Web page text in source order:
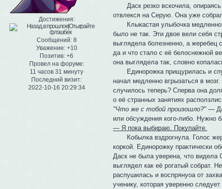
Достижения:
Сообщений:8
Уважение: +10
Позитив: +6
Провел на форуме:
11 часов 31 минуту
Последний визит:
2022-10-16 20:29:34
Даск резко вскочила, опираясь
отвлекся на Серую. Она уже
Клыкастая улыбочка медленно
было не так. Эти двое вели себя
выглядела болезненно, а жеребец
да и что стало с её белоснежной
она выглядела так, словно
Единорожка прищурилась и
начал медленно вгрызаться в
случилось теперь? Сперва она
о её странных занятиях
"Что же с тобой произошло?" —
или обсуждения кого-либо. Нужно
— Я пока выбираю. Покупайте.
Кобылка вздрогнула. Голос
коркой. Единорожку практически
Даск не была уверена, что видела
выглядел как её рогатый собрат.
распушилась и воспрянуоа от
ученику, которая уверенно